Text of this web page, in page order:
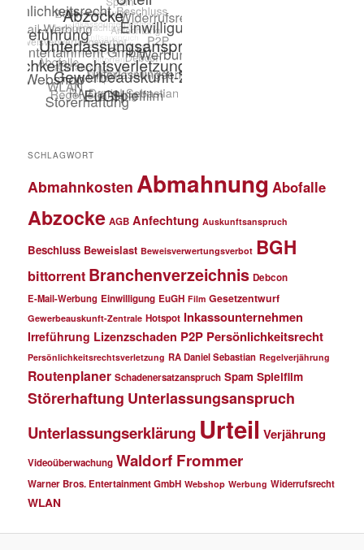
SCHLAGWORT
Abmahnkosten Abmahnung Abofalle
Abzocke AGB Anfechtung Auskunftsanspruch
Beschluss Beweislast Beweisverwertungsverbot BGH
bittorrent Branchenverzeichnis Debcon
E-Mail-Werbung Einwilligung EuGH Film Gesetzentwurf
Gewerbeauskunft-Zentrale Hotspot Inkassounternehmen
Irreführung Lizenzschaden P2P Persönlichkeitsrecht
Persönlichkeitsrechtsverletzung RA Daniel Sebastian Regelverjährung
Routenplaner Schadenersatzanspruch Spam Spielfilm
Störerhaftung Unterlassungsanspruch
Unterlassungserklärung Urteil Verjährung
Videoüberwachung Waldorf Frommer
Warner Bros. Entertainment GmbH Webshop Werbung Widerrufsrecht
WLAN